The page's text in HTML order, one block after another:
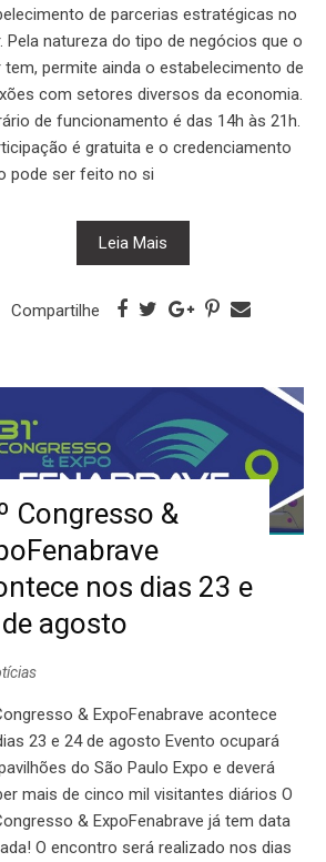
de parcerias estratégicas no
Pela natureza do tipo de negócios que o
tem, permite ainda o estabelecimento de
com setores diversos da economia.
de funcionamento é das 14h às 21h.
é gratuita e o credenciamento
pode ser feito no si
Leia Mais
Compartilhe
Congresso &
nos dias 23 e
agosto
& ExpoFenabrave acontece
23 e 24 de agosto Evento ocupará
do São Paulo Expo e deverá
mais de cinco mil visitantes diários O
& ExpoFenabrave já tem data
O encontro será realizado nos dias